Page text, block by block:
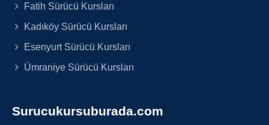
Fatih Sürücü Kursları
Kadıköy Sürücü Kursları
Esenyurt Sürücü Kursları
Ümraniye Sürücü Kursları
Surucukursuburada.com